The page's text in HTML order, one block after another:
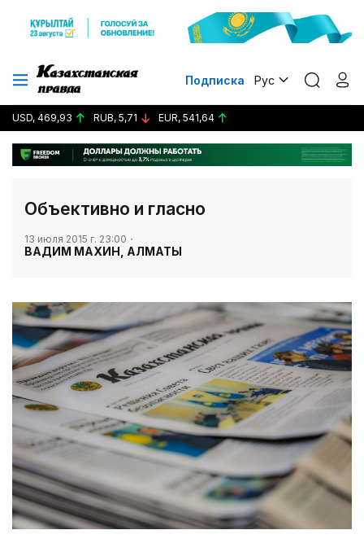
Подписка Рус
USD, 469,93 RUB, 5,71 EUR, 541,64
Объективно и гласно
13 июля 2015 г. 23:00
ВАДИМ МАХИН, АЛМАТЫ